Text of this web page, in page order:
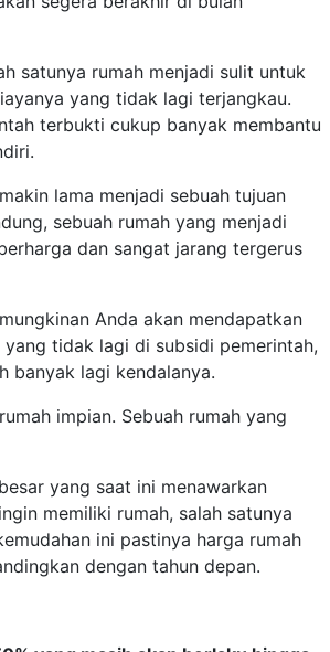
satunya rumah menjadi sulit untuk
yang tidak lagi terjangkau.
terbukti cukup banyak membantu
lama menjadi sebuah tujuan
sebuah rumah yang menjadi
dan sangat jarang tergerus
Anda akan mendapatkan
tidak lagi di subsidi pemerintah,
banyak lagi kendalanya.
impian. Sebuah rumah yang
yang saat ini menawarkan
memiliki rumah, salah satunya
ini pastinya harga rumah
dengan tahun depan.